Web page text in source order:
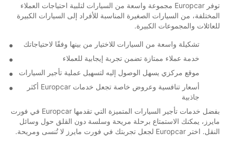
توفر Europcar مجموعة واسعة من السيارات لتلبية احتياجات العملاء
المختلفة، من السيارات الصغيرة المناسبة للأفراد إلى السيارات الكبيرة
للعائلات والمجموعات الكبيرة.
تشكيلة واسعة من السيارات للاختيار من بينها وفقًا لاحتياجاتك
خدمة عملاء ممتازة تضمن تجربة إيجابية للعملاء
موقع مركزي يسهل الوصول إليه لتسهيل عملية تأجير السيارات
أسعار تنافسية وعروض خاصة تجعل خدمات Europcar أكثر
جاذبية
بفضل خدمات تأجير السيارات المتميزة التي تقدمها Europcar في فورت
مايرز، يمكنك الاستمتاع برحلة مريحة وسلسة دون القلق حول وسائل
النقل. اختر Europcar لجعل تجربتك في فورت مايرز لا تُنسى ومريحة.